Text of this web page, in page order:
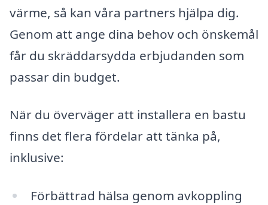
värme, så kan våra partners hjälpa dig.
Genom att ange dina behov och önskemål
får du skräddarsydda erbjudanden som
passar din budget.
När du överväger att installera en bastu
finns det flera fördelar att tänka på,
inklusive:
Förbättrad hälsa genom avkoppling